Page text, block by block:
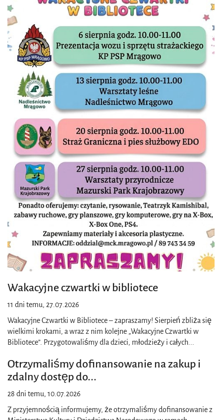
Wakacyjne czwartki w bibliotece
11 dni temu, 27.07.2026
Wakacyjne Czwartki w Bibliotece – zapraszamy! Sierpień zbliża się
wielkimi krokami, a wraz z nim kolejne „Wakacyjne Czwartki w
Bibliotece”. Przygotowaliśmy dla dzieci, młodzieży i całych
Otrzymaliśmy dofinansowanie na zakup i
zdalny dostęp do...
28 dni temu, 10.07.2026
Z przyjemnością informujemy, że otrzymaliśmy dofinansowanie z